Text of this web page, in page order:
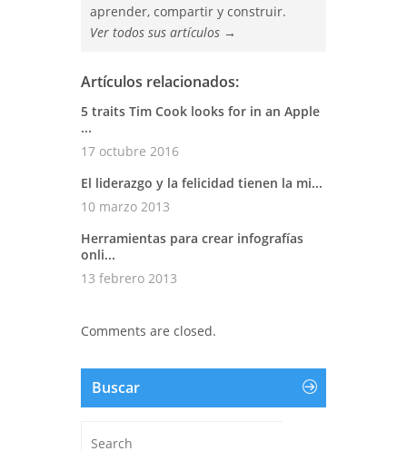
aprender, compartir y construir.
Ver todos sus artículos →
Artículos relacionados:
5 traits Tim Cook looks for in an Apple
...
17 octubre 2016
El liderazgo y la felicidad tienen la mi...
10 marzo 2013
Herramientas para crear infografías
onli...
13 febrero 2013
Comments are closed.
Buscar